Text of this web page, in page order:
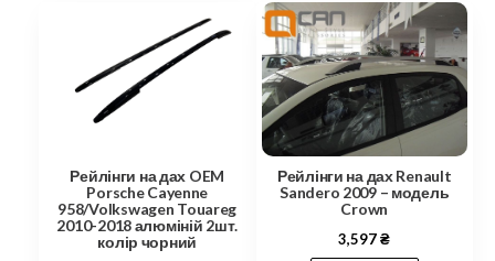
Рейлінги на дах OEM
Porsche Cayenne
958/Volkswagen Touareg
2010-2018 алюміній 2шт.
колір чорний
Рейлінги на дах Renault
Sandero 2009 – модель
Crown
3,597₴